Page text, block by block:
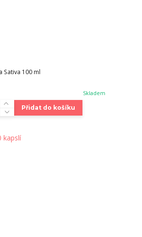
Sativa 100 ml
Skladem
Přidat do košíku